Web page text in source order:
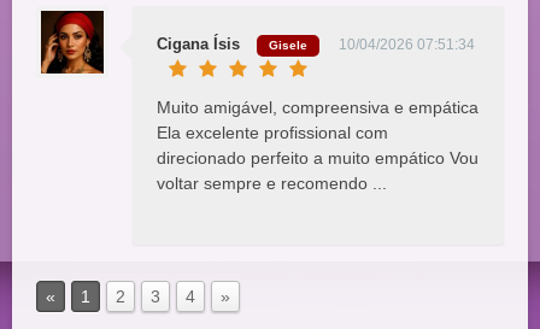
Cigana Ísis Gisele 10/04/2026 07:51:34
Muito amigável, compreensiva e empática
Ela excelente profissional com
direcionado perfeito a muito empático Vou
voltar sempre e recomendo ...
« 1 2 3 4 »